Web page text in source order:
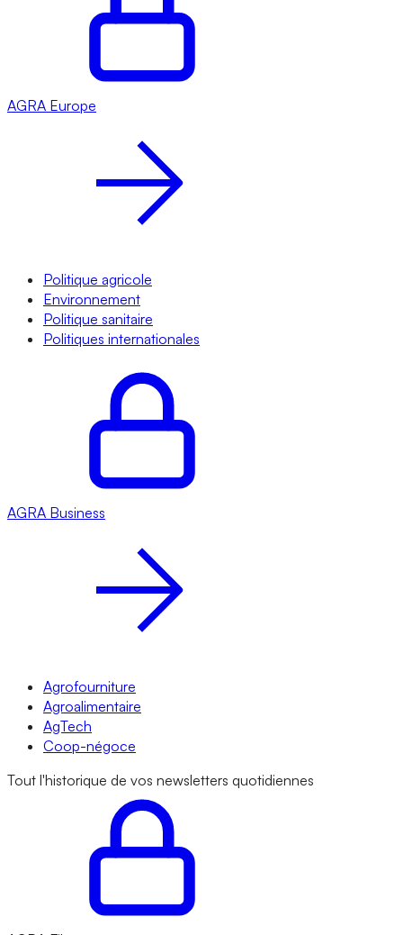
AGRA Europe
Politique agricole
Environnement
Politique sanitaire
Politiques internationales
AGRA Business
Agrofourniture
Agroalimentaire
AgTech
Coop-négoce
Tout l'historique de vos newsletters quotidiennes